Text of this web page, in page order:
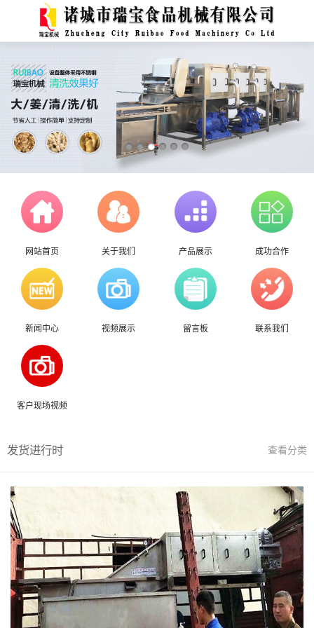
网站首页 关于我们 产品展示 成功合作
新闻中心 视频展示 留言板 联系我们
客户现场视频
发货进行时 查看分类